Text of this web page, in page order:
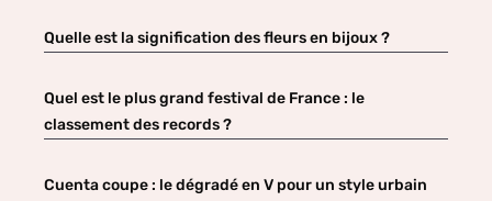
Quelle est la signification des fleurs en bijoux ?
Quel est le plus grand festival de France : le
classement des records ?
Cuenta coupe : le dégradé en V pour un style urbain